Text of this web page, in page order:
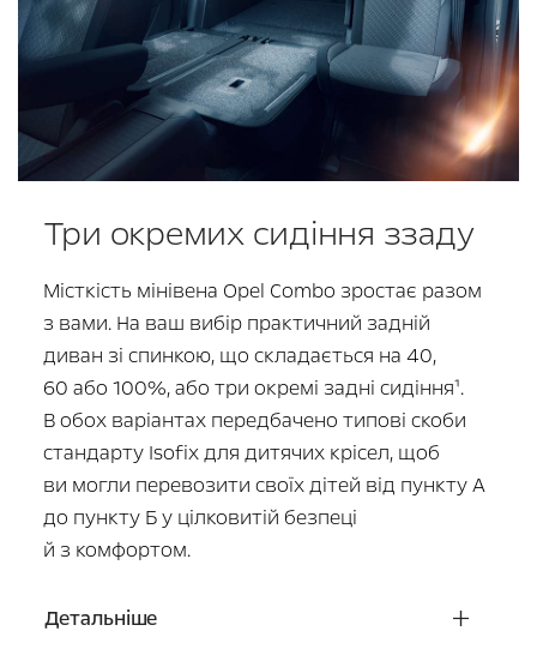
Три окремих сидіння ззаду
Місткість мінівена Opel Combo зростає разом
з вами. На ваш вибір практичний задній
диван зі спинкою, що складається на 40,
60 або 100%, або три окремі задні сидіння¹.
В обох варіантах передбачено типові скоби
стандарту Isofix для дитячих крісел, щоб
ви могли перевозити своїх дітей від пункту А
до пункту Б у цілковитій безпеці
й з комфортом.
Детальніше